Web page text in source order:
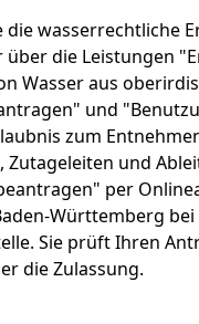
die wasserrechtliche
die Leistungen
Wasser aus
und
zum
und
per
Württemberg
Sie prüft Ihren
die Zulassung.